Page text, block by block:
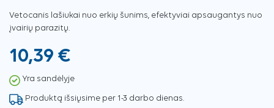
Vetocanis lašiukai nuo erkių šunims, efektyviai apsaugantys nuo
įvairių parazitų.
10,39 €
Yra sandėlyje
Produktą išsiųsime per 1-3 darbo dienas.